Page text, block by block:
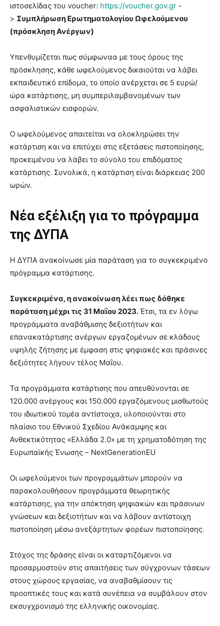
ιστοσελίδας του voucher: https://voucher.gov.gr -
> Συμπλήρωση Ερωτηματολογίου Ωφελούμενου
(πρόσκληση Ανέργων)
Υπενθυμίζεται πως σύμφωναα με τους όρους της
πρόσκλησης, κάθε ωφελούμενος δικαιούται να λάβει
εκπαιδευτικό επίδομα, το οποίο ανέρχεται σε 5 ευρώ/
ώρα κατάρτισης, μη συμπεριλαμβανομένων των
ασφαλιστικών εισφορών.
Ο ωφελούμενος απαιτείται να ολοκληρώσει την
κατάρτιση και να επιτύχει στις εξετάσεις πιστοποίησης,
προκειμένου να λάβει το σύνολο του επιδόματος
κατάρτισης. Συνολικά, η κατάρτιση είναι διάρκειας 200
ωρών.
Νέα εξέλιξη για το πρόγραμμα
της ΔΥΠΑ
Η ΔΥΠΑ ανακοίνωσε μία παράταση για το συγκεκριμένο
πρόγραμμα κατάρτισης.
Συγκεκριμένα, η ανακοίνωση λέει πως δόθηκε
παράταση μέχρι τις 31 Μαΐου 2023.Έτσι, τα εν λόγω
προγράμματα αναβάθμισης δεξιοτήτων και
επανακατάρτισης ανέργων εργαζομένων σε κλάδους
υψηλής ζήτησης με έμφαση στις ψηφιακές και πράσινες
δεξιότητες λήγουν τέλος Μαΐου.
Τα προγράμματα κατάρτισης που απευθύνονται σε
120.000 ανέργους και 150.000 εργαζόμενους μισθωτούς
του ιδιωτικού τομέα αντίστοιχα, υλοποιούνται στο
πλαίσιο του Εθνικού Σχεδίου Ανάκαμψης και
Ανθεκτικότητας «Ελλάδα 2.0» με τη χρηματοδότηση της
Ευρωπαϊκής Ένωσης – NextGenerationEU
Οι ωφελούμενοι των προγραμμάτων μπορούν να
παρακολουθήσουν προγράμματα θεωρητικής
κατάρτισης, για την απόκτηση ψηφιακών και πράσινων
γνώσεων και δεξιοτήτων και να λάβουν αντίστοιχη
πιστοποίηση μέσω ανεξάρτητων φορέων πιστοποίησης.
Στόχος της δράσης είναι οι καταρτιζόμενοι να
προσαρμοστούν στις απαιτήσεις των σύγχρονων τάσεων
στους χώρους εργασίας, να αναβαθμίσουν τις
προοπτικές τους και κατά συνέπεια να συμβάλουν στον
εκσυγχρονισμό της ελληνικής οικονομίας.